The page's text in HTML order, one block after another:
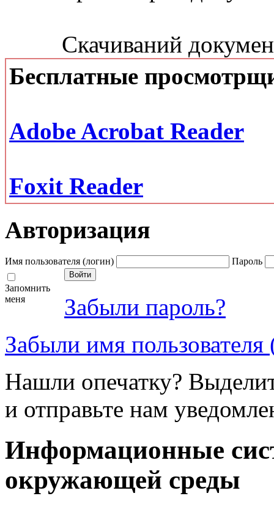
Скачиваний
Бесплатные
Adobe Acrobat Reader
Foxit Reader
Авторизация
Имя пользователя (логин) Пароль
Запомнить
меня
Забыли пароль?
Забыли имя пользователя
Нашли опечатку?
и отправьте нам
Информационные
окружающей среды